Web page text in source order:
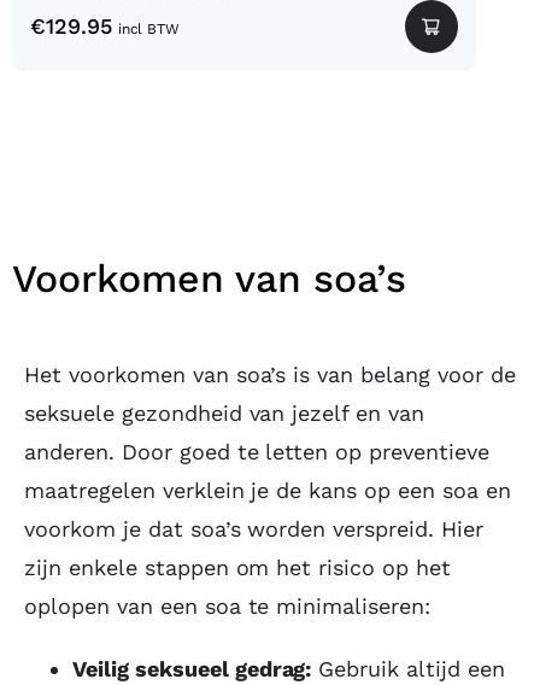
€129.95 incl BTW
Voorkomen van soa’s
Het voorkomen van soa’s is van belang voor de
seksuele gezondheid van jezelf en van
anderen. Door goed te letten op preventieve
maatregelen verklein je de kans op een soa en
voorkom je dat soa’s worden verspreid. Hier
zijn enkele stappen om het risico op het
oplopen van een soa te minimaliseren:
Veilig seksueel gedrag: Gebruik altijd een